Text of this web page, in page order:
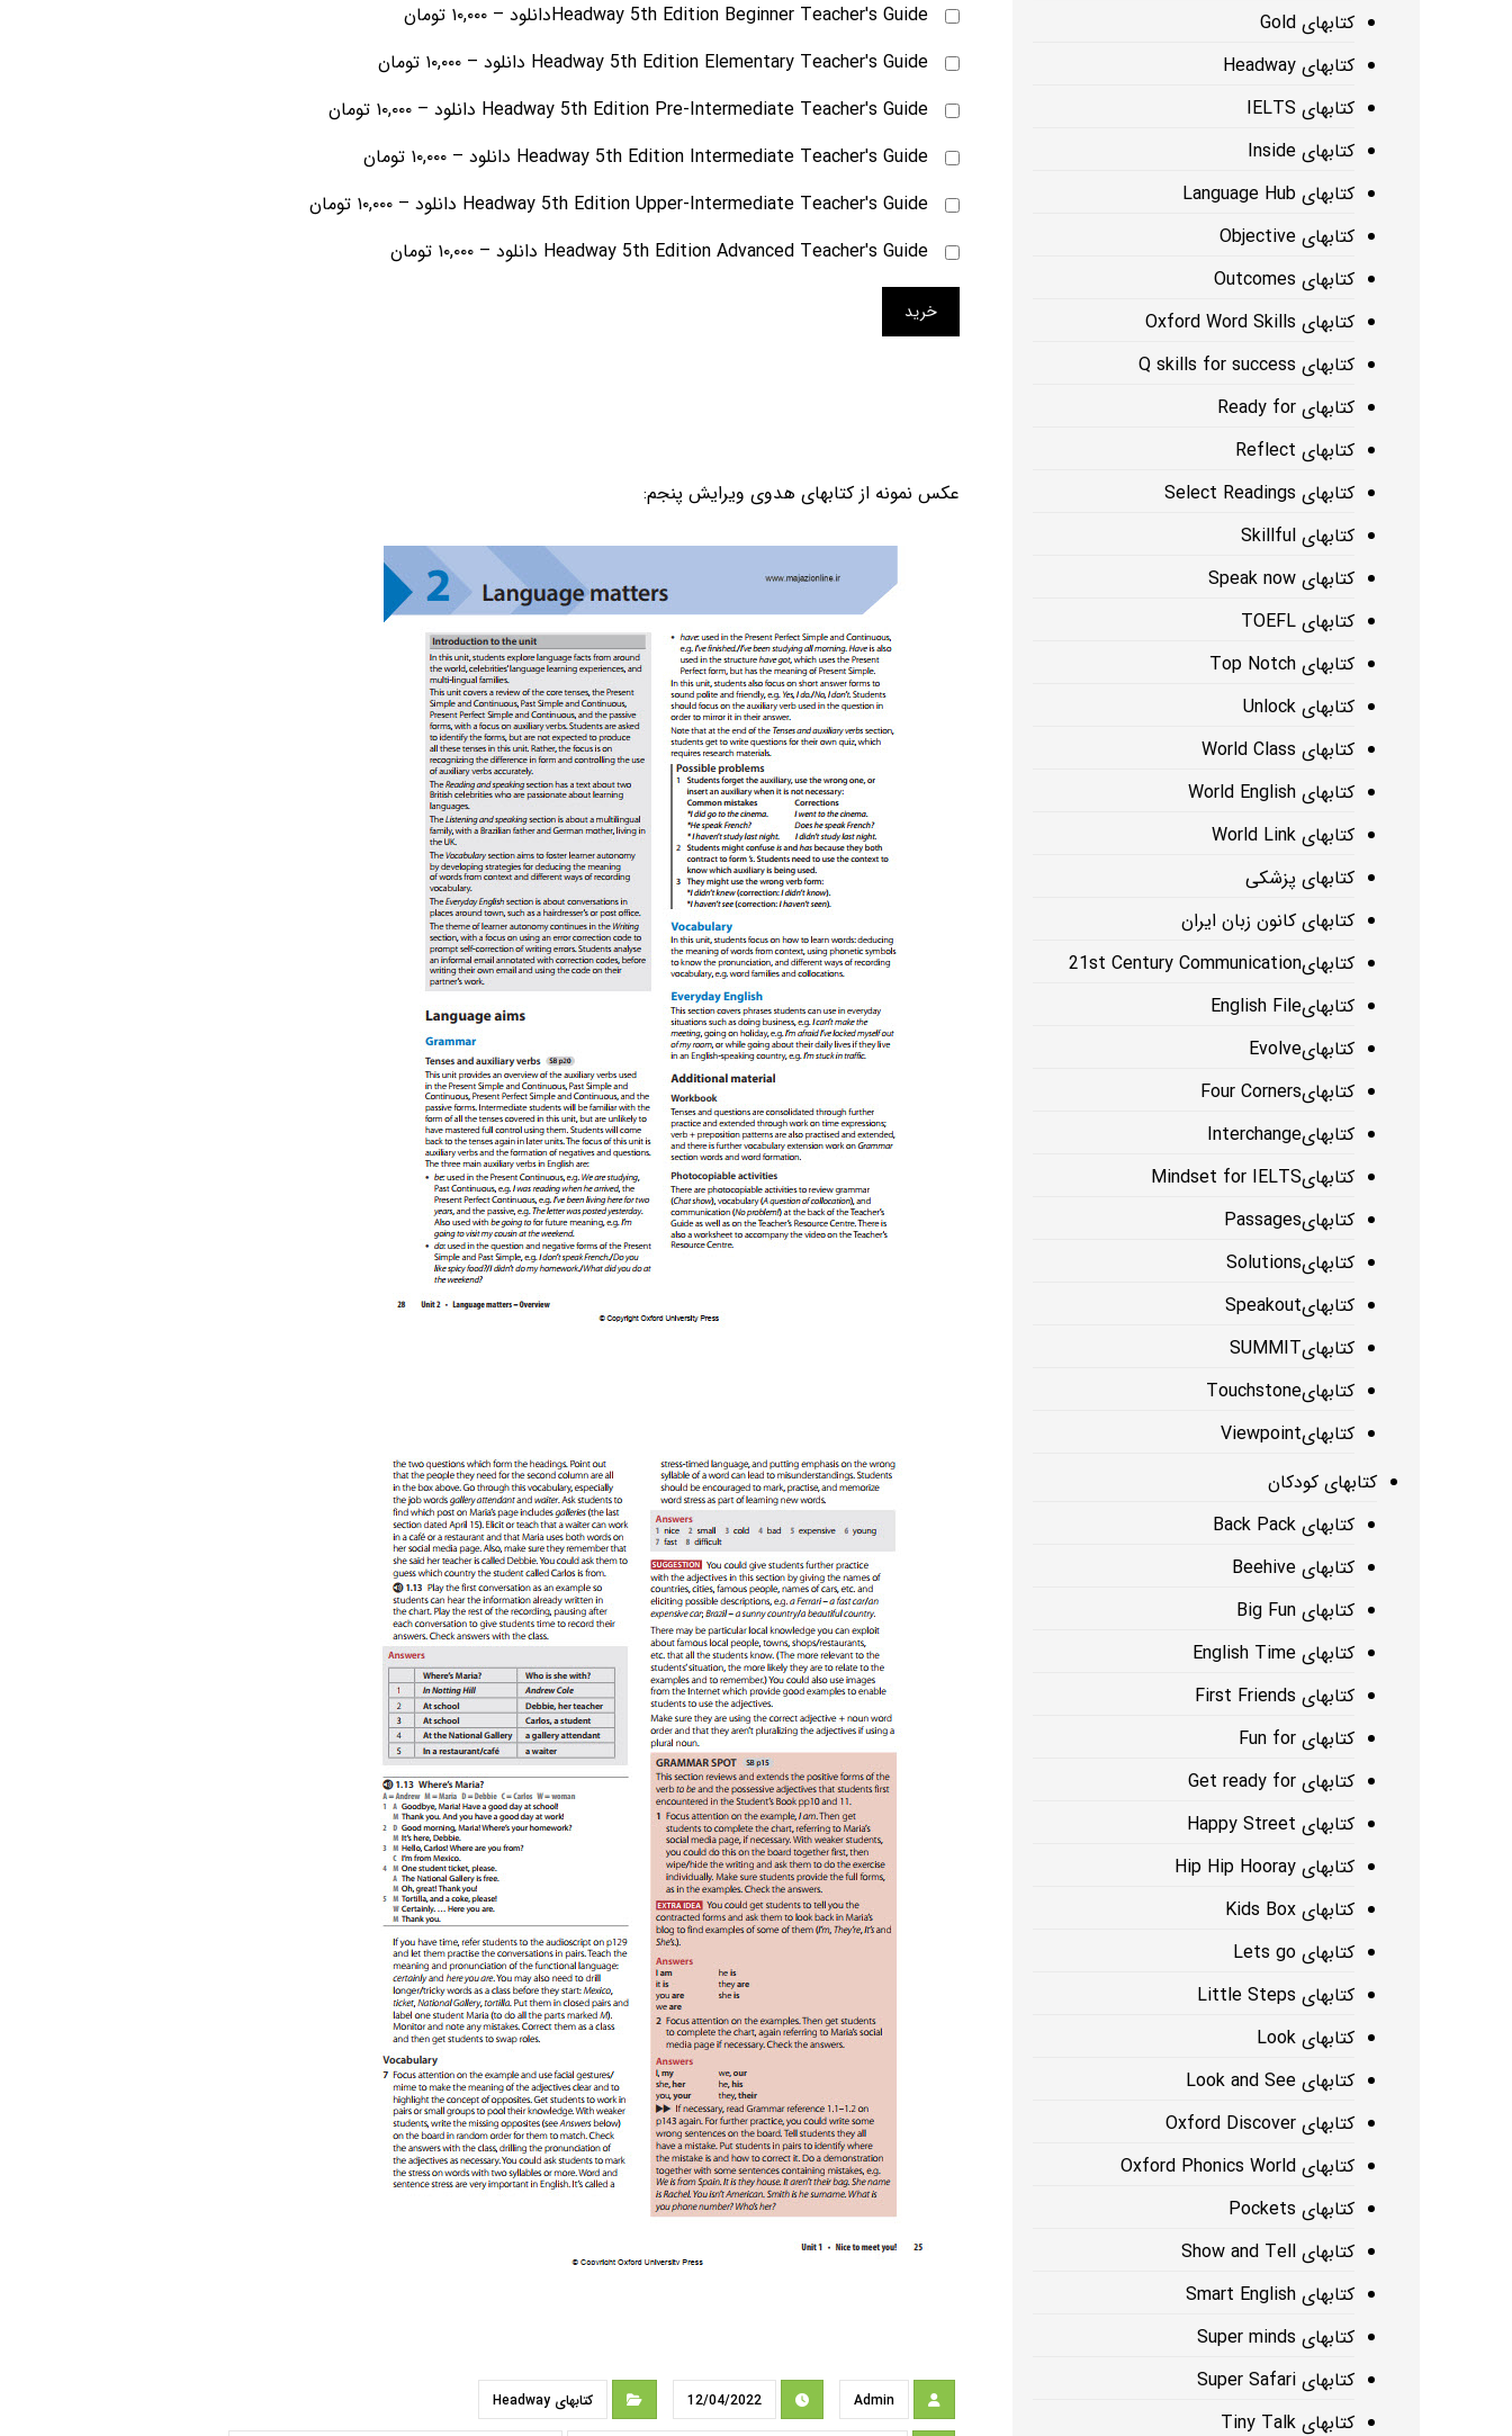
Headway 5th Edition Beginner Teacher's Guideدانلود –۱۰,۰۰۰ تومان
Headway 5th Edition Elementary Teacher's Guide دانلود
–۱۰,۰۰۰ تومان
Headway 5th Edition Pre-Intermediate Teacher's Guide دانلود
–۱۰,۰۰۰ تومان
Headway 5th Edition Intermediate Teacher's Guide دانلود
–۱۰,۰۰۰ تومان
Headway 5th Edition Upper-Intermediate Teacher's Guide دانلود
–۱۰,۰۰۰ تومان
Headway 5th Edition Advanced Teacher's Guide دانلود
–۱۰,۰۰۰ تومان
خرید
عکس نمونه از کتابهای هدوی ویرایش پنجم:
Admin
12/04/2022 کتابهای Headway
کتابهای Gold
کتابهای Headway
کتابهای IELTS
کتابهای Inside
کتابهای Language Hub
کتابهای Objective
کتابهای Outcomes
کتابهای Oxford Word Skills
کتابهای Q skills for success
کتابهای Ready for
کتابهای Reflect
کتابهای Select Readings
کتابهای Skillful
کتابهای Speak now
کتابهای TOEFL
کتابهای Top Notch
کتابهای Unlock
کتابهای World Class
کتابهای World English
کتابهای World Link
کتابهای پزشکی
کتابهای کانون زبان ایران
کتابهای21st Century Communication
کتابهایEnglish File
کتابهایEvolve
کتابهایFour Corners
کتابهایInterchange
کتابهایMindset for IELTS
کتابهایPassages
کتابهایSolutions
کتابهایSpeakout
کتابهایSUMMIT
کتابهایTouchstone
کتابهایViewpoint
کتابهای کودکان
کتابهای Back Pack
کتابهای Beehive
کتابهای Big Fun
کتابهای English Time
کتابهای First Friends
کتابهای Fun for
کتابهای Get ready for
کتابهای Happy Street
کتابهای Hip Hip Hooray
کتابهای Kids Box
کتابهای Lets go
کتابهای Little Steps
کتابهای Look
کتابهای Look and See
کتابهای Oxford Discover
کتابهای Oxford Phonics World
کتابهای Pockets
کتابهای Show and Tell
کتابهای Smart English
کتابهای Super minds
کتابهای Super Safari
کتابهای Tiny Talk